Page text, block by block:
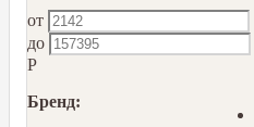
от
до
Р
Бренд: